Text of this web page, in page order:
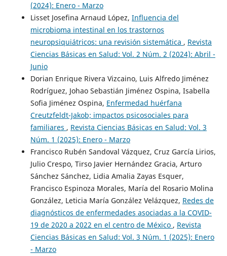
(2024): Enero - Marzo
Lisset Josefina Arnaud López, Influencia del
microbioma intestinal en los trastornos
neuropsiquiátricos: una revisión sistemática , Revista
Ciencias Básicas en Salud: Vol. 2 Núm. 2 (2024): Abril -
Junio
Dorian Enrique Rivera Vizcaino, Luis Alfredo Jiménez
Rodríguez, Johao Sebastián Jiménez Ospina, Isabella
Sofia Jiménez Ospina, Enfermedad huérfana
Creutzfeldt-Jakob; impactos psicosociales para
familiares , Revista Ciencias Básicas en Salud: Vol. 3
Núm. 1 (2025): Enero - Marzo
Francisco Rubén Sandoval Vázquez, Cruz García Lirios,
Julio Crespo, Tirso Javier Hernández Gracia, Arturo
Sánchez Sánchez, Lidia Amalia Zayas Esquer,
Francisco Espinoza Morales, María del Rosario Molina
González, Leticia María González Velázquez, Redes de
diagnósticos de enfermedades asociadas a la COVID-
19 de 2020 a 2022 en el centro de México , Revista
Ciencias Básicas en Salud: Vol. 3 Núm. 1 (2025): Enero
- Marzo